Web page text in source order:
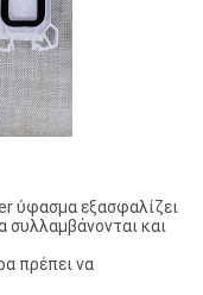
ύφασμα εξασφαλίζει
συλλαμβάνονται και
πρέπει να